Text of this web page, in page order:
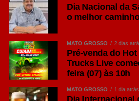
ingrediente responsável por aromas
frutados, além de um amargor mais
comparado às Lagers tradicionais.
Consumidores que apreciam
costumam encontrar na IPA uma
momentos de degustação ou
marcante, como hambúrgueres
grelhadas.
Dia Nacional da
o melhor
MATO GROSSO 2 dias
Pré-venda do
Trucks Live
feira (07) às 10h
MATO GROSSO 1 dia atrás
Dia Internacional